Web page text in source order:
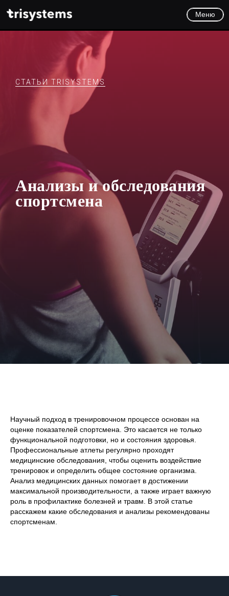
Меню
Анализы и обследования
спортсмена
СТАТЬИ TRISYSTEMS
Научный подход в тренировочном процессе основан на
оценке показателей спортсмена. Это касается не только
функциональной подготовки, но и состояния здоровья.
Профессиональные атлеты регулярно проходят
медицинские обследования, чтобы оценить воздействие
тренировок и определить общее состояние организма.
Анализ медицинских данных помогает в достижении
максимальной производительности, а также играет важную
роль в профилактике болезней и травм. В этой статье
расскажем какие обследования и анализы рекомендованы
спортсменам.